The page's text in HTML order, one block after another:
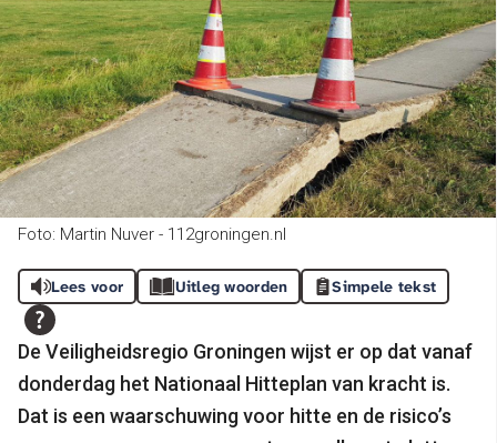
Foto: Martin Nuver - 112groningen.nl
Lees voor Uitleg woorden Simpele tekst
De Veiligheidsregio Groningen wijst er op dat vanaf
donderdag het Nationaal Hitteplan van kracht is.
Dat is een waarschuwing voor hitte en de risico’s